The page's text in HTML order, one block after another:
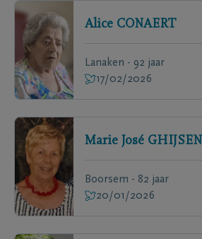
Alice CONAERT
Lanaken - 92 jaar
17/02/2026
Marie José GHIJSEN
Boorsem - 82 jaar
20/01/2026